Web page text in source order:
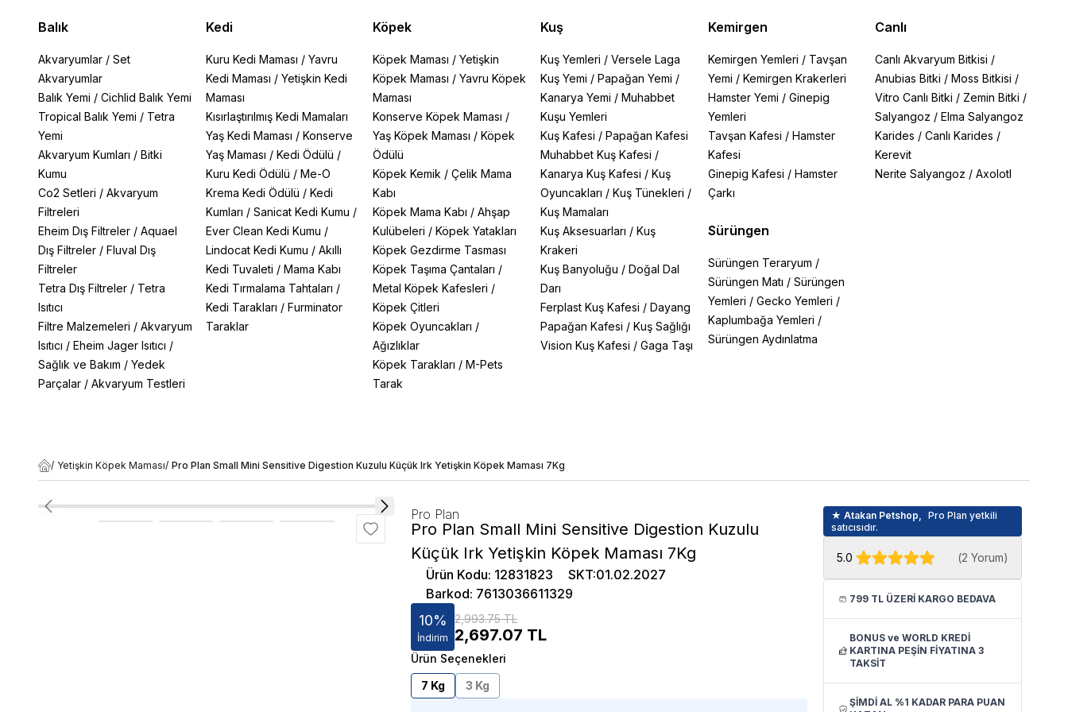
Balık
Akvaryumlar / Set
Akvaryumlar
Balık Yemi / Cichlid Balık Yemi
Tropical Balık Yemi / Tetra
Yemi
Akvaryum Kumları / Bitki
Kumu
Co2 Setleri / Akvaryum
Filtreleri
Eheim Dış Filtreler / Aquael
Dış Filtreler / Fluval Dış
Filtreler
Tetra Dış Filtreler / Tetra
Isıtıcı
Filtre Malzemeleri / Akvaryum
Isıtıcı / Eheim Jager Isıtıcı /
Sağlık ve Bakım / Yedek
Parçalar / Akvaryum Testleri
Kedi
Kuru Kedi Maması / Yavru
Kedi Maması / Yetişkin Kedi
Maması
Kısırlaştırılmış Kedi Mamaları
Yaş Kedi Maması / Konserve
Yaş Maması / Kedi Ödülü /
Kuru Kedi Ödülü / Me-O
Krema Kedi Ödülü / Kedi
Kumları / Sanicat Kedi Kumu /
Ever Clean Kedi Kumu /
Lindocat Kedi Kumu / Akıllı
Kedi Tuvaleti / Mama Kabı
Kedi Tırmalama Tahtaları /
Kedi Tarakları / Furminator
Taraklar
Köpek
Köpek Maması /Yetişkin
Köpek Maması /Yavru Köpek
Maması
Konserve Köpek Maması /
Yaş Köpek Maması /Köpek
Ödülü
Köpek Kemik /Çelik Mama
Kabı
Köpek Mama Kabı /Ahşap
Kulübeleri /Köpek Yatakları
Köpek Gezdirme Tasması
Köpek Taşıma Çantaları /
Metal Köpek Kafesleri /
Köpek Çitleri
Köpek Oyuncakları /
Ağızlıklar
Köpek Tarakları /M-Pets
Tarak
Kuş
Kuş Yemleri / Versele Laga
Kuş Yemi / Papağan Yemi /
Kanarya Yemi / Muhabbet
Kuşu Yemleri
Kuş Kafesi / Papağan Kafesi
Muhabbet Kuş Kafesi /
Kanarya Kuş Kafesi / Kuş
Oyuncakları / Kuş Tünekleri /
Kuş Mamaları
Kuş Aksesuarları / Kuş
Krakeri
Kuş Banyoluğu / Doğal Dal
Darı
Ferplast Kuş Kafesi / Dayang
Papağan Kafesi / Kuş Sağlığı
Vision Kuş Kafesi / Gaga Taşı
Kemirgen
Kemirgen Yemleri / Tavşan
Yemi / Kemirgen Krakerleri
Hamster Yemi / Ginepig
Yemleri
Tavşan Kafesi / Hamster
Kafesi
Ginepig Kafesi / Hamster
Çarkı
Sürüngen
Sürüngen Teraryum /
Sürüngen Matı / Sürüngen
Yemleri / Gecko Yemleri /
Kaplumbağa Yemleri /
Sürüngen Aydınlatma
Canlı
Canlı Akvaryum Bitkisi /
Anubias Bitki /Moss Bitkisi /
Vitro Canlı Bitki / Zemin Bitki /
Salyangoz /Elma Salyangoz
Karides /Canlı Karides /
Kerevit
Nerite Salyangoz /Axolotl
/ Yetişkin Köpek Maması/ Pro Plan Small Mini Sensitive Digestion Kuzulu Küçük Irk Yetişkin Köpek Maması 7Kg
Pro Plan
Pro Plan Small Mini Sensitive Digestion Kuzulu
Küçük Irk Yetişkin Köpek Maması 7Kg
Ürün Kodu: 12831823 SKT:01.02.2027
Barkod: 7613036611329
10%
İndirim
2,993.75 TL
2,697.07 TL
Ürün Seçenekleri
7 Kg
3 Kg
★ Atakan Petshop,
Pro Plan yetkili
satıcısıdır.
5.0 (2 Yorum)
799 TL ÜZERİ KARGO BEDAVA
BONUS ve WORLD KREDİ
KARTINA PEŞİN FİYATINA 3
TAKSİT
ŞİMDİ AL %1 KADAR PARA PUAN